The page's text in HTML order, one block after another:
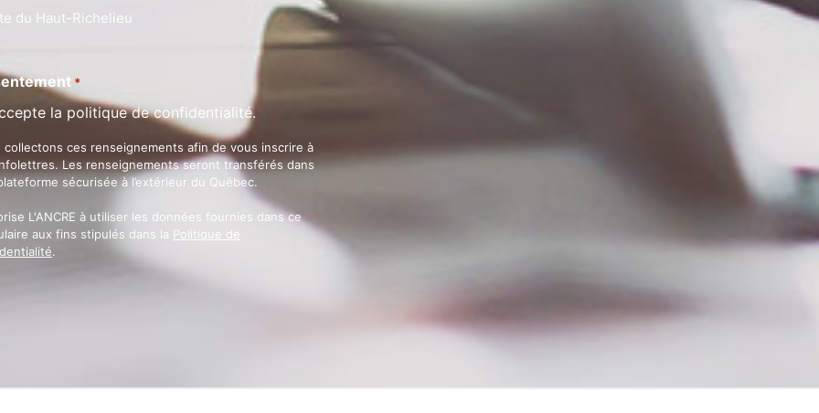
du Haut-Richelieu
*
la politique de confidentialité.
collectons ces renseignements afin de vous inscrire à
Les renseignements seront transférés dans
sécurisée à l’extérieur du Québec.
L'ANCRE à utiliser les données fournies dans ce
aux fins stipulés dans la Politique de
.